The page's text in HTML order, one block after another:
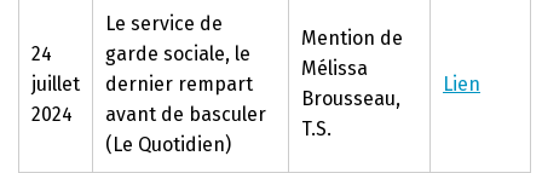
24
juillet
2024
Le service de
garde sociale, le
dernier rempart
avant de basculer
(Le Quotidien)
Mention de
Mélissa
Brousseau,
T.S.
Lien